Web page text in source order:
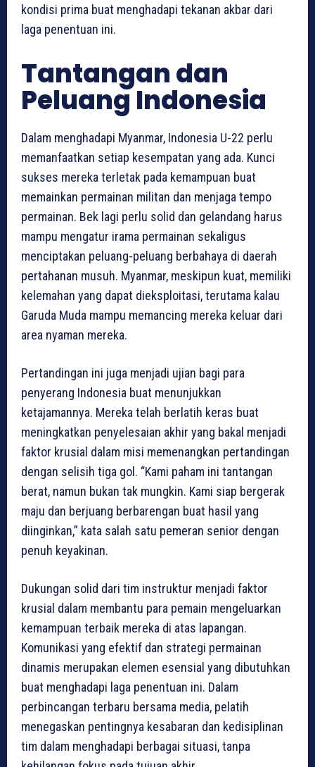
kondisi prima buat menghadapi tekanan akbar dari
laga penentuan ini.
Tantangan dan
Peluang Indonesia
Dalam menghadapi Myanmar, Indonesia U-22 perlu
memanfaatkan setiap kesempatan yang ada. Kunci
sukses mereka terletak pada kemampuan buat
memainkan permainan militan dan menjaga tempo
permainan. Bek lagi perlu solid dan gelandang harus
mampu mengatur irama permainan sekaligus
menciptakan peluang-peluang berbahaya di daerah
pertahanan musuh. Myanmar, meskipun kuat, memiliki
kelemahan yang dapat dieksploitasi, terutama kalau
Garuda Muda mampu memancing mereka keluar dari
area nyaman mereka.
Pertandingan ini juga menjadi ujian bagi para
penyerang Indonesia buat menunjukkan
ketajamannya. Mereka telah berlatih keras buat
meningkatkan penyelesaian akhir yang bakal menjadi
faktor krusial dalam misi memenangkan pertandingan
dengan selisih tiga gol. “Kami paham ini tantangan
berat, namun bukan tak mungkin. Kami siap bergerak
maju dan berjuang berbarengan buat hasil yang
diinginkan,” kata salah satu pemeran senior dengan
penuh keyakinan.
Dukungan solid dari tim instruktur menjadi faktor
krusial dalam membantu para pemain mengeluarkan
kemampuan terbaik mereka di atas lapangan.
Komunikasi yang efektif dan strategi permainan
dinamis merupakan elemen esensial yang dibutuhkan
buat menghadapi laga penentuan ini. Dalam
perbincangan terbaru bersama media, pelatih
menegaskan pentingnya kesabaran dan kedisiplinan
tim dalam menghadapi berbagai situasi, tanpa